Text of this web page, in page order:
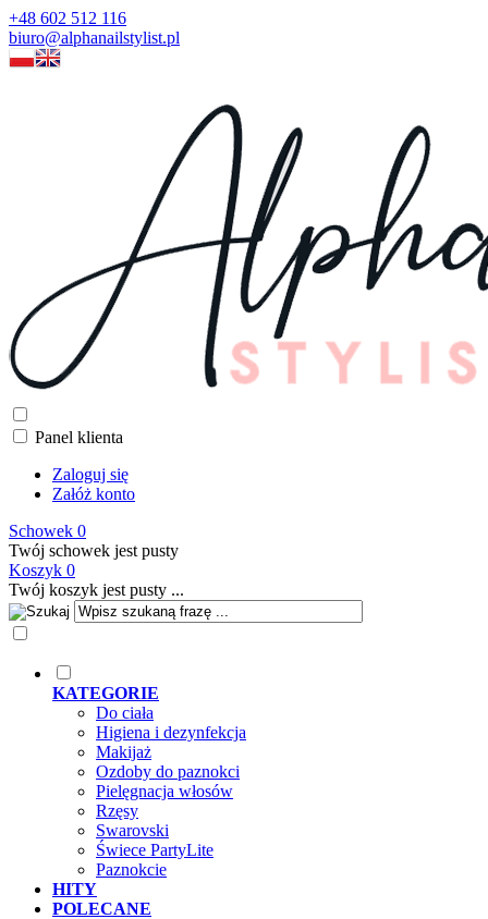
+48 602 512 116
biuro@alphanailstylist.pl
Panel klienta
Zaloguj się
Załóż konto
Schowek 0
Twój schowek jest pusty
Koszyk 0
Twój koszyk jest pusty ...
KATEGORIE
Do ciała
Higiena i dezynfekcja
Makijaż
Ozdoby do paznokci
Pielęgnacja włosów
Rzęsy
Swarovski
Świece PartyLite
Paznokcie
HITY
POLECANE